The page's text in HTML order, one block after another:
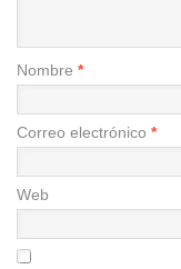
Nombre *
Correo electrónico *
Web